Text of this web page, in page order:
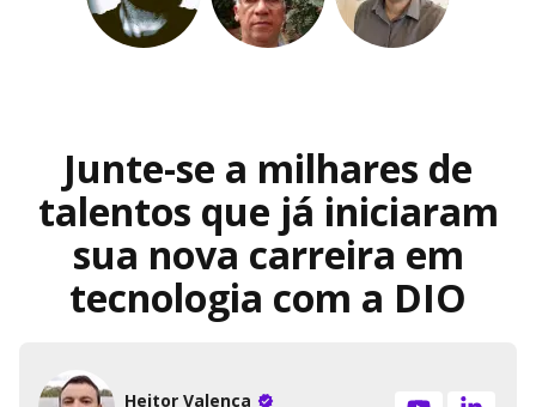
Junte-se a milhares de
talentos que já iniciaram
sua nova carreira em
tecnologia com a DIO
Heitor Valença